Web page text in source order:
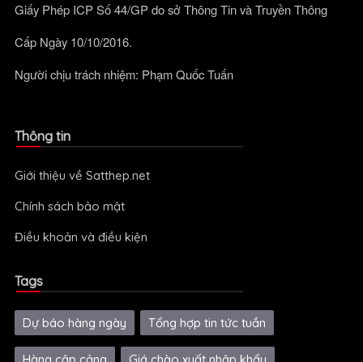
Giấy Phép ICP Số 44/GP do sở Thông Tin và Truyền Thông
Cấp Ngày 10/10/2016.
Người chịu trách nhiệm: Phạm Quốc Tuấn
Thông tin
Giới thiệu về Satthep.net
Chính sách bảo mật
Điều khoản và điều kiện
Tags
Dự báo hàng ngày Tổng hợp tin tức tuần